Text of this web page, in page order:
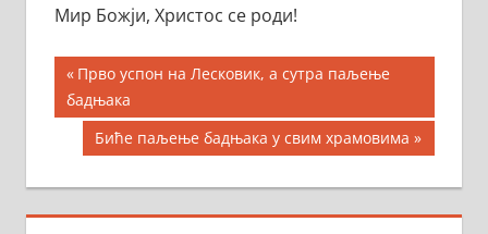
Мир Божји, Христос се роди!
Кретање
чланка
Previous
Post:
Прво успон на Лесковик, а сутра паљење
бадњака
Next
Post:
Биће паљење бадњака у свим храмовима